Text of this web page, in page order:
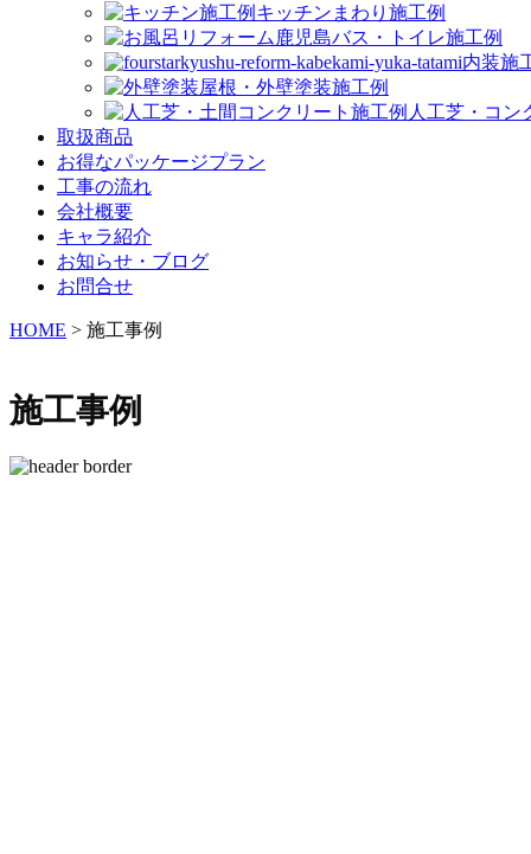
キッチンまわり施工例
バス・トイレ施工例
内装施
屋根・外壁塗装施工例
人工芝・コン
取扱商品
お得なパッケージプラン
工事の流れ
会社概要
キャラ紹介
お知らせ・ブログ
お問合せ
HOME > 施工事例
施工事例